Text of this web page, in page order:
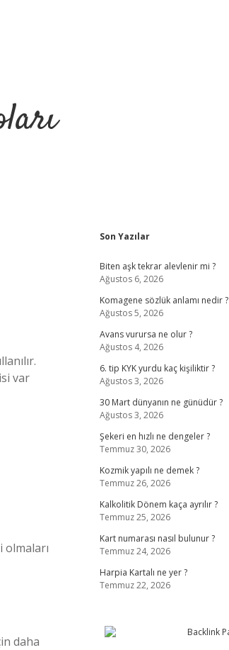
var
daha
Sidebar
Son Yazılar
Biten aşk tekrar alevlenir mi ?
Ağustos 6, 2026
Komagene sözlük anlamı nedir ?
Ağustos 5, 2026
Avans vurursa ne olur ?
Ağustos 4, 2026
6. tip KYK yurdu kaç kişiliktir ?
Ağustos 3, 2026
30 Mart dünyanın ne günüdür ?
Ağustos 3, 2026
Şekeri en hızlı ne dengeler ?
Temmuz 30, 2026
Kozmik yapılı ne demek ?
Temmuz 26, 2026
Kalkolitik Dönem kaça ayrılır ?
Temmuz 25, 2026
Kart numarası nasıl bulunur ?
Temmuz 24, 2026
Harpia Kartalı ne yer ?
Temmuz 22, 2026